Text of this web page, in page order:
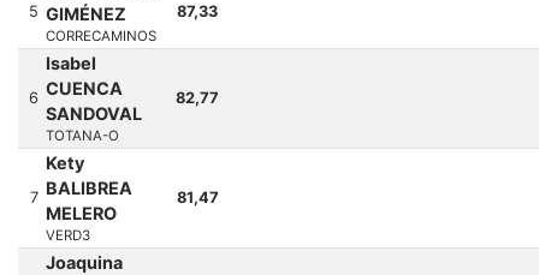
5 GIMÉNEZ
CORRECAMINOS
87,33
6
Isabel
CUENCA
SANDOVAL
TOTANA-O
82,77
7
Kety
BALIBREA
MELERO
VERD3
81,47
Joaquina